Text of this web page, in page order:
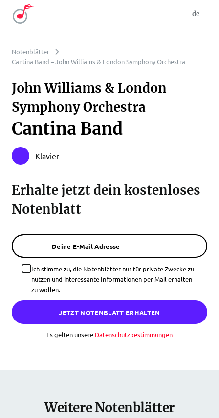
de
Notenblätter
Cantina Band – John Williams & London Symphony Orchestra
John Williams & London
Symphony Orchestra
Cantina Band
Klavier
Erhalte jetzt dein kostenloses
Notenblatt
Deine E-Mail Adresse
Ich stimme zu, die Notenblätter nur für private Zwecke zu
nutzen und interessante Informationen per Mail erhalten
zu wollen.
JETZT NOTENBLATT ERHALTEN
Es gelten unsere Datenschutzbestimmungen
Weitere Notenblätter